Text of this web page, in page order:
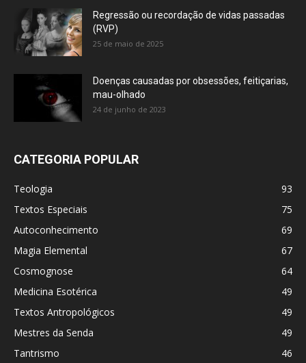
Regressão ou recordação de vidas passadas
(RVP)
25 de maio de 2025
Doenças causadas por obsessões, feitiçarias,
mau-olhado
24 de junho de 2023
CATEGORIA POPULAR
Teologia
93
Textos Especiais
75
Autoconhecimento
69
Magia Elemental
67
Cosmognose
64
Medicina Esotérica
49
Textos Antropológicos
49
Mestres da Senda
49
Tantrismo
46